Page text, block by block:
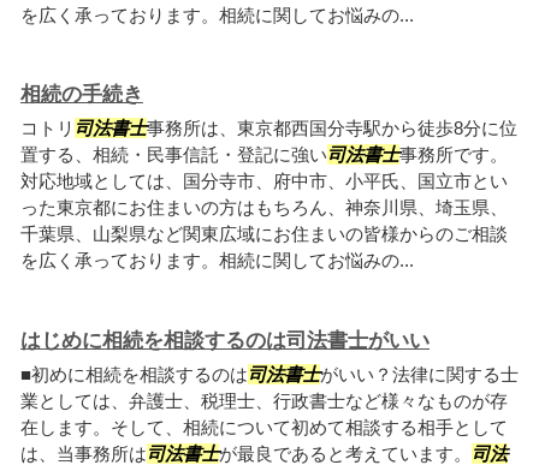
を広く承っております。相続に関してお悩みの...
相続の手続き
コトリ 司法書士事務所は、東京都西国分寺駅から徒歩8分に位
置する、相続・民事信託・登記に強い司法書士事務所です。
対応地域としては、国分寺市、府中市、小平氏、国立市とい
った東京都にお住まいの方はもちろん、神奈川県、埼玉県、
千葉県、山梨県など関東広域にお住まいの皆様からのご相談
を広く承っております。相続に関してお悩みの...
はじめに相続を相談するのは司法書士がいい
■初めに相続を相談するのは司法書士がいい？法律に関する士
業としては、弁護士、税理士、行政書士など様々なものが存
在します。そして、相続について初めて相談する相手として
は、当事務所は司法書士が最良であると考えています。
司法